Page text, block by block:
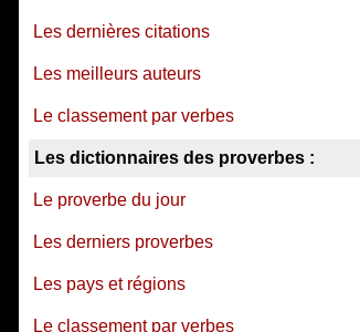
Les dernières citations
Les meilleurs auteurs
Le classement par verbes
Les dictionnaires des proverbes :
Le proverbe du jour
Les derniers proverbes
Les pays et régions
Le classement par verbes